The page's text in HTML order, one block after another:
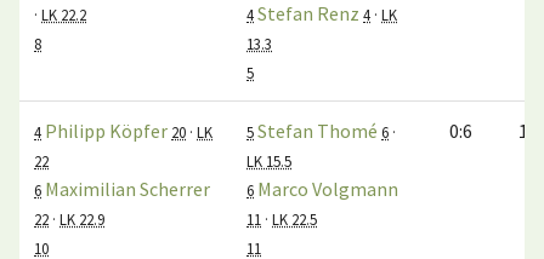
· LK 22.2
8
4Stefan Renz 4 · LK
13.3
5
4 Philipp Köpfer 20 · LK
22
6 Maximilian Scherrer
22 · LK 22.9
10
5Stefan Thomé 6 ·
LK 15.5
6 Marco Volgmann
11 · LK 22.5
11
0:6 1:6